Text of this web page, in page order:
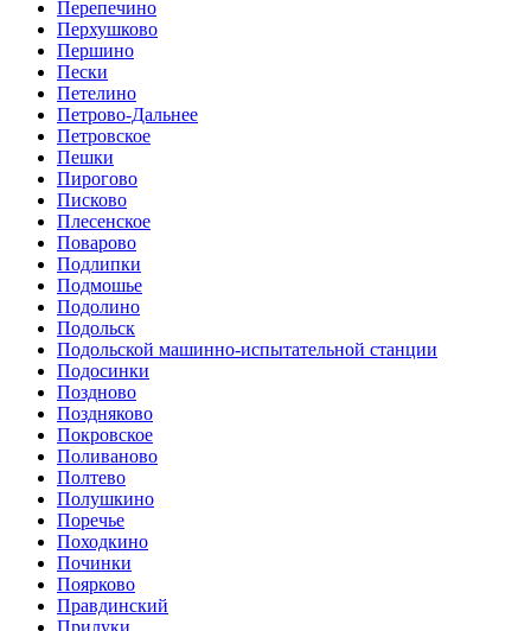
Перепечино
Перхушково
Першино
Пески
Петелино
Петрово-Дальнее
Петровское
Пешки
Пирогово
Писково
Плесенское
Поварово
Подлипки
Подмошье
Подолино
Подольск
Подольской машинно-испытательной станции
Подосинки
Поздново
Поздняково
Покровское
Поливаново
Полтево
Полушкино
Поречье
Походкино
Починки
Поярково
Правдинский